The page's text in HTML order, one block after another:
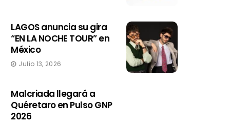
LAGOS anuncia su gira
“EN LA NOCHE TOUR” en
México
Julio 13, 2026
Malcriada llegará a
Quéretaro en Pulso GNP
2026